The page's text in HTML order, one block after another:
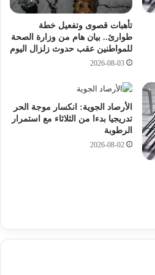
تأهبات قصوى وتفعيل خطة
طوارئ.. بيان هام من وزارة الصحة
للمواطنين عقب حدوث زلزال اليوم
2026-08-03
الأرصاد الجوية: انكسار موجة الحر
تدريجيا بدءا من الثلاثاء مع استمرار
الرطوبة
2026-08-02